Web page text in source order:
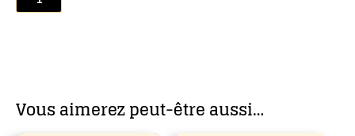
Vous aimerez peut-être aussi…